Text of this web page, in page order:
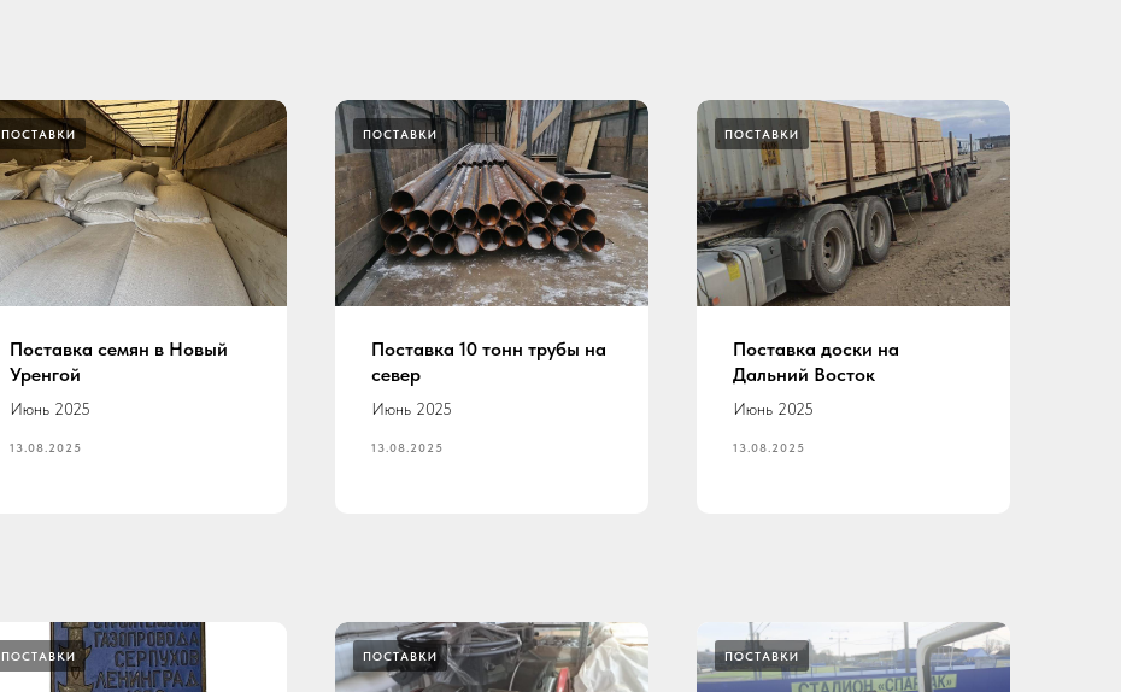
ПОСТАВКИ
Поставка семян в Новый
Уренгой
Июнь 2025
13.08.2025
ПОСТАВКИ
Поставка 10 тонн трубы на
север
Июнь 2025
13.08.2025
ПОСТАВКИ
Поставка доски на
Дальний Восток
Июнь 2025
13.08.2025
ПОСТАВКИ ПОСТАВКИ ПОСТАВКИ